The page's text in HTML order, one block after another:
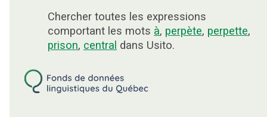
Chercher toutes les expressions
comportant les mots à, perpète, perpette,
prison, central dans Usito.